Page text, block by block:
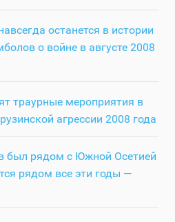
останется в истории
о войне в августе 2008
траурные мероприятия в
агрессии 2008 года
был рядом с Южной Осетией
рядом все эти годы —